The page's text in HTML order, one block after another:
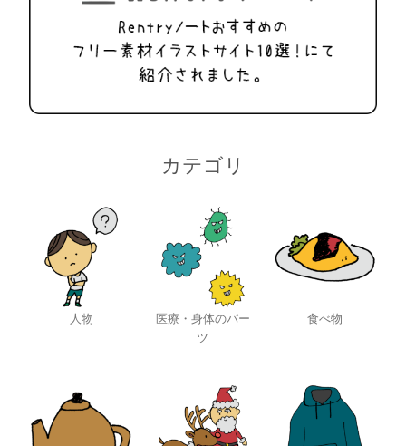
カテゴリ
人物
医療・身体のパー
ツ
食べ物